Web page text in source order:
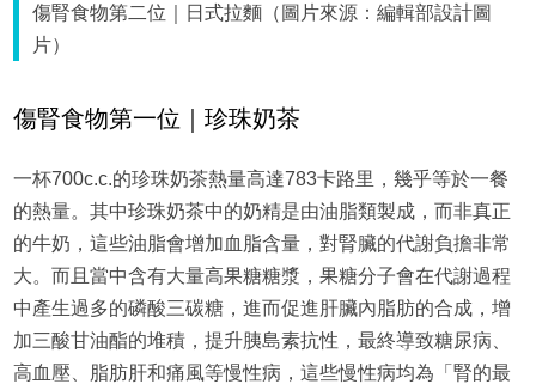
傷腎食物第二位｜日式拉麵（圖片來源：編輯部設計圖
片）
傷腎食物第一位｜珍珠奶茶
一杯700c.c.的珍珠奶茶熱量高達783卡路里，幾乎等於一餐
的熱量。其中珍珠奶茶中的奶精是由油脂類製成，而非真正
的牛奶，這些油脂會增加血脂含量，對腎臟的代謝負擔非常
大。而且當中含有大量高果糖糖漿，果糖分子會在代謝過程
中產生過多的磷酸三碳糖，進而促進肝臟內脂肪的合成，增
加三酸甘油酯的堆積，提升胰島素抗性，最終導致糖尿病、
高血壓、脂肪肝和痛風等慢性病，這些慢性病均為「腎的最